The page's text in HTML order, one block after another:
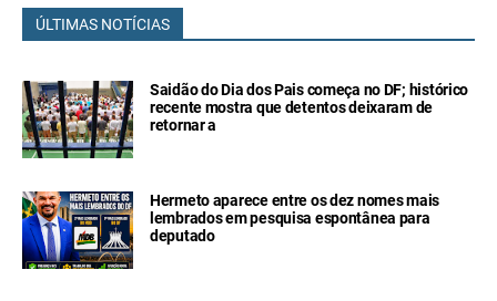
ÚLTIMAS NOTÍCIAS
Saidão do Dia dos Pais começa no DF; histórico
recente mostra que detentos deixaram de
retornar a
Hermeto aparece entre os dez nomes mais
lembrados em pesquisa espontânea para
deputado